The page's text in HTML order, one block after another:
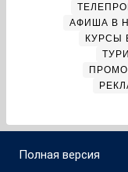
АФИША В
КУРСЫ
Полная версия